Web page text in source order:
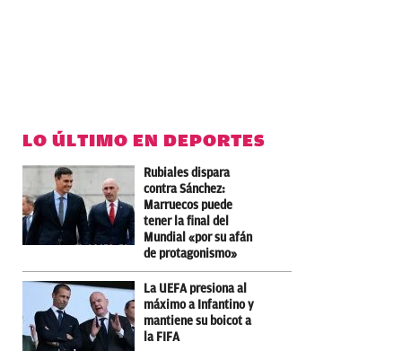
LO ÚLTIMO EN DEPORTES
Rubiales dispara
contra Sánchez:
Marruecos puede
tener la final del
Mundial «por su afán
de protagonismo»
La UEFA presiona al
máximo a Infantino y
mantiene su boicot a
la FIFA